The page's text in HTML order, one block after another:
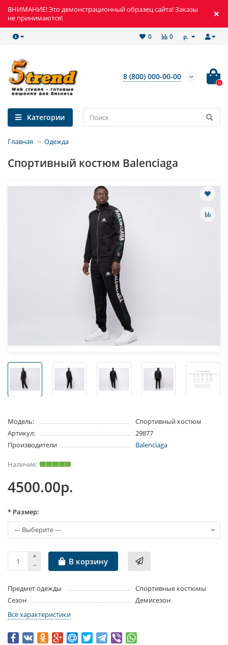
ВНИМАНИЕ! Это демонстрационный образец сайта! Заказы
не принимаются!
р.
0
0
8 (800) 000-00-00
0
Категории
Главная Одежда
Спортивный костюм Balenciaga
Модель:
Спортивный костюм
Артикул:
29877
Производители
Balenciaga
4500.00р.
* Размер:
В корзину
Предмет одежды
Спортивные костюмы
Сезон
Демисезон
Все характеристики